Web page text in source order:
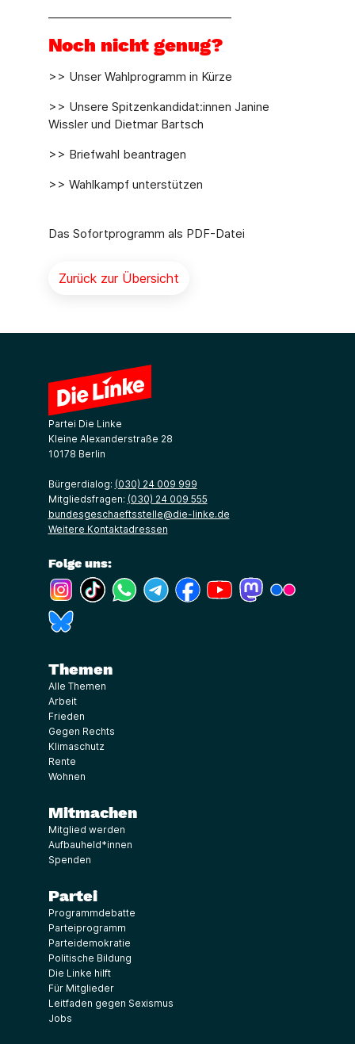
Noch nicht genug?
>> Unser Wahlprogramm in Kürze
>> Unsere Spitzenkandidat:innen Janine
Wissler und Dietmar Bartsch
>> Briefwahl beantragen
>> Wahlkampf unterstützen
Das Sofortprogramm als PDF-Datei
Zurück zur Übersicht
Partei Die Linke
Kleine Alexanderstraße 28
10178 Berlin
Bürgerdialog: (030) 24 009 999
Mitgliedsfragen: (030) 24 009 555
bundesgeschaeftsstelle@die-linke.de
Weitere Kontaktadressen
Folge uns:
(Link öffnet ein neues Fenster)
(Link öffnet ein neues Fenster)
(Link öffnet ein neues Fenster)
(Link öffnet ein neues Fenster)
(Link öffnet ein neues Fenster)
(Link öffnet ein neues
(Link öffnet ein
Themen
Alle Themen
Arbeit
Frieden
Gegen Rechts
Klimaschutz
Rente
Wohnen
Mitmachen
Mitglied werden
Aufbauheld*innen
Spenden
Partei
Programmdebatte
Parteiprogramm
Parteidemokratie
Politische Bildung
Die Linke hilft
Für Mitglieder
Leitfaden gegen Sexismus
Jobs